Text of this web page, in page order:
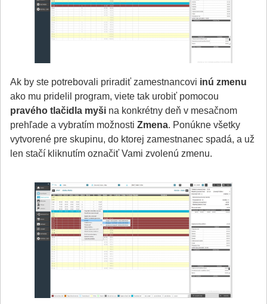
Ak by ste potrebovali priradiť zamestnancovi inú zmenu
ako mu pridelil program, viete tak urobiť pomocou
pravého tlačidla myši na konkrétny deň v mesačnom
prehľade a vybratím možnosti Zmena. Ponúkne všetky
vytvorené pre skupinu, do ktorej zamestnanec spadá, a už
len stačí kliknutím označiť Vami zvolenú zmenu.